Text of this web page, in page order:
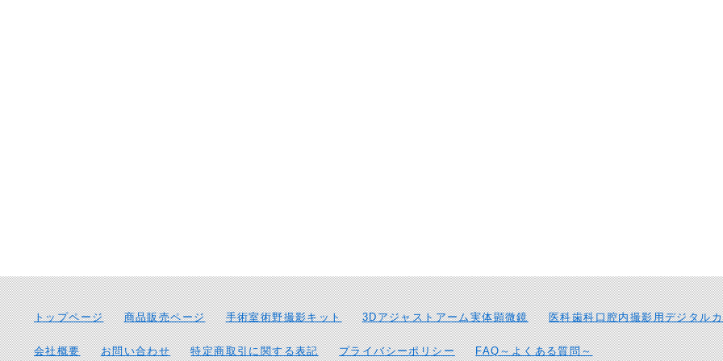
トップページ 商品販売ページ 手術室術野撮影キット 3Dアジャストアーム実体顕微鏡 医科歯科口腔内撮影用デジタル
会社概要 お問い合わせ 特定商取引に関する表記 プライバシーポリシー FAQ～よくある質問～